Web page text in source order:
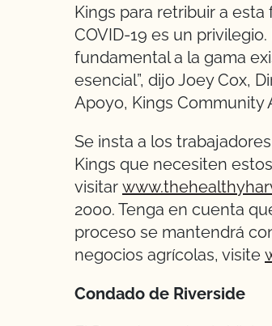
Kings para retribuir a
COVID-19 es un
fundamental a la gama
esencial”, dijo Joey Cox,
Apoyo, Kings Community
Se insta a los
Kings que necesiten
visitar
2000. Tenga en cuenta
proceso se mantendrá
negocios agrícolas, visite
Condado de Riverside